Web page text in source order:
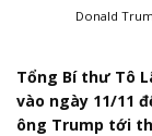
Donald
Tổng Bí thư Tô
vào ngày 11/11
ông Trump tới